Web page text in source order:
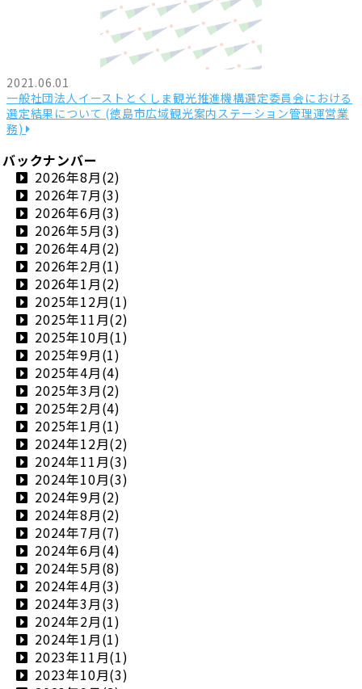
2021.06.01
一般社団法人イーストとくしま観光推進機構選定委員会における
選定結果について (徳島市広域観光案内ステーション管理運営業
務)
バックナンバー
2026年8月(2)
2026年7月(3)
2026年6月(3)
2026年5月(3)
2026年4月(2)
2026年2月(1)
2026年1月(2)
2025年12月(1)
2025年11月(2)
2025年10月(1)
2025年9月(1)
2025年4月(4)
2025年3月(2)
2025年2月(4)
2025年1月(1)
2024年12月(2)
2024年11月(3)
2024年10月(3)
2024年9月(2)
2024年8月(2)
2024年7月(7)
2024年6月(4)
2024年5月(8)
2024年4月(3)
2024年3月(3)
2024年2月(1)
2024年1月(1)
2023年11月(1)
2023年10月(3)